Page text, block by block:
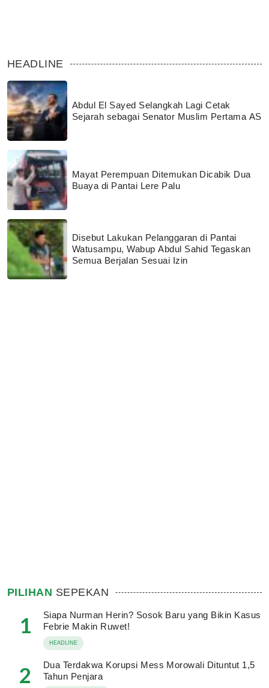
HEADLINE
Abdul El Sayed Selangkah Lagi Cetak
Sejarah sebagai Senator Muslim Pertama AS
Mayat Perempuan Ditemukan Dicabik Dua
Buaya di Pantai Lere Palu
Disebut Lakukan Pelanggaran di Pantai
Watusampu, Wabup Abdul Sahid Tegaskan
Semua Berjalan Sesuai Izin
PILIHAN SEPEKAN
1
Siapa Nurman Herin? Sosok Baru yang Bikin Kasus
Febrie Makin Ruwet!
HEADLINE
2
Dua Terdakwa Korupsi Mess Morowali Dituntut 1,5
Tahun Penjara